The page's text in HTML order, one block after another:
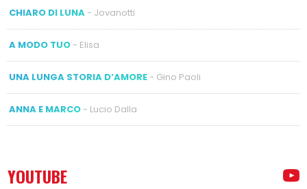
CHIARO DI LUNA- Jovanotti
A MODO TUO- Elisa
UNA LUNGA STORIA D’AMORE- Gino Paoli
ANNA E MARCO- Lucio Dalla
YOUTUBE